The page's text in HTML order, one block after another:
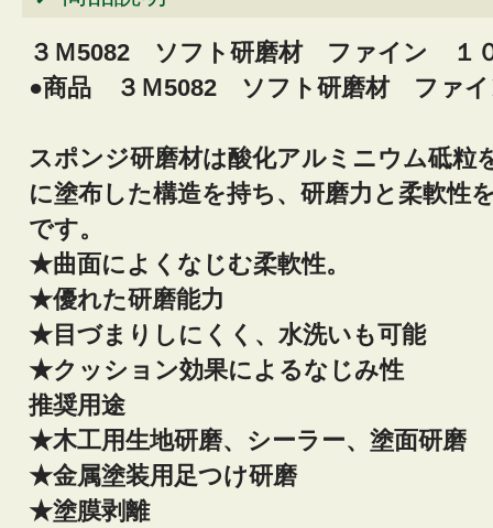
３Ｍ5082 ソフト研磨材 ファイン １
●商品 ３Ｍ5082 ソフト研磨材 ファ
スポンジ研磨材は酸化アルミニウム砥粒
に塗布した構造を持ち、研磨力と柔軟性
です。
★曲面によくなじむ柔軟性。
★優れた研磨能力
★目づまりしにくく、水洗いも可能
★クッション効果によるなじみ性
推奨用途
★木工用生地研磨、シーラー、塗面研磨
★金属塗装用足つけ研磨
★塗膜剥離